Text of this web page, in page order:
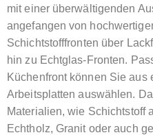
mit einer überwältigenden
angefangen von
Schichtstofffronten über
hin zu Echtglas-Fronten.
Küchenfront können Sie aus
Arbeitsplatten auswählen.
Materialien, wie Schichtstoff
Echtholz, Granit oder auch